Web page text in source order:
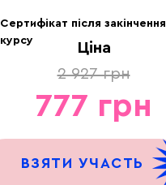
ВЗЯТИ УЧАСТЬ
Сертифікат після закінчення
курсу
Ціна
2 927 грн
777 грн